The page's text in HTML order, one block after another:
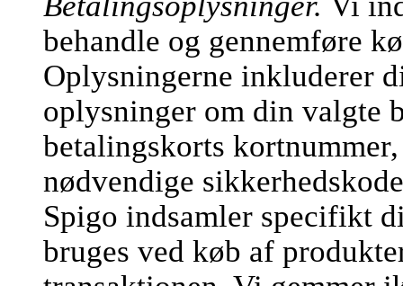
behandle og gennemføre
Oplysningerne inkluderer
oplysninger om din valgte
betalingskorts
nødvendige
Spigo indsamler specifikt
bruges ved køb af